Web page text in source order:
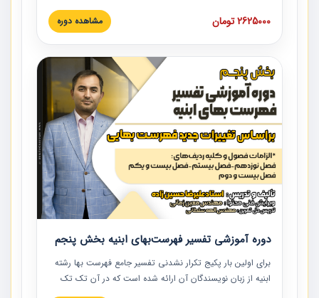
ردیف ها و مطالب فهرست بها تفسیر و ارائه شده است. این
دوره به صورت کامل تصویری بوده و به همراه تصاویر عملیات
دوره با کلام مهندس علیرضاحسین‌زاده مدیر پروژه مهندسی
مشاور در امر بازنگری فهرست بها رشته ابنیه ارائه شده و به تمام
همکارانی که در حوزه صنعت ساخت در حال فعالیت هستند حتما
توصیه می کنیم از مطالب این دوره استفاده نمایند.
2625000 تومان مشاهده دوره
دوره آموزشی تفسیر فهرست‌بهای ابنیه بخش پنجم
برای اولین بار پکیج تکرار نشدنی تفسیر جامع فهرست بها رشته
ابنیه از زبان نویسندگان آن ارائه شده است که در آن تک تک
ردیف ها و مطالب فهرست بها تفسیر و ارائه شده است. این